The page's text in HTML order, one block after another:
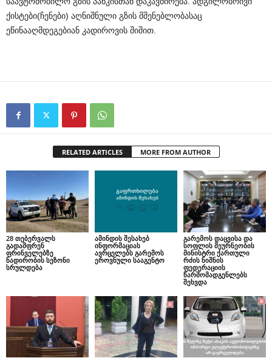
ქისტები(ჩენები) აღნიშნული გზის მშენებლობასაც
ეწინააღმდეგებიან კადიროვის შიშით.
RELATED ARTICLES MORE FROM AUTHOR
28 თებერვალს
გადამფრენ
ფრინველებზე
ნადირობის სეზონი
სრულდება
ამინდის შესახებ
ინფორმაციას
ავრცელებს გარემოს
ეროვნული სააგენტო
გარემოს დაცვისა და
სოფლის მეურნეობის
მინისტრი ქართული
რძის ნიშნის
ფედერაციის
წარმომადგენლებს
შეხვდა